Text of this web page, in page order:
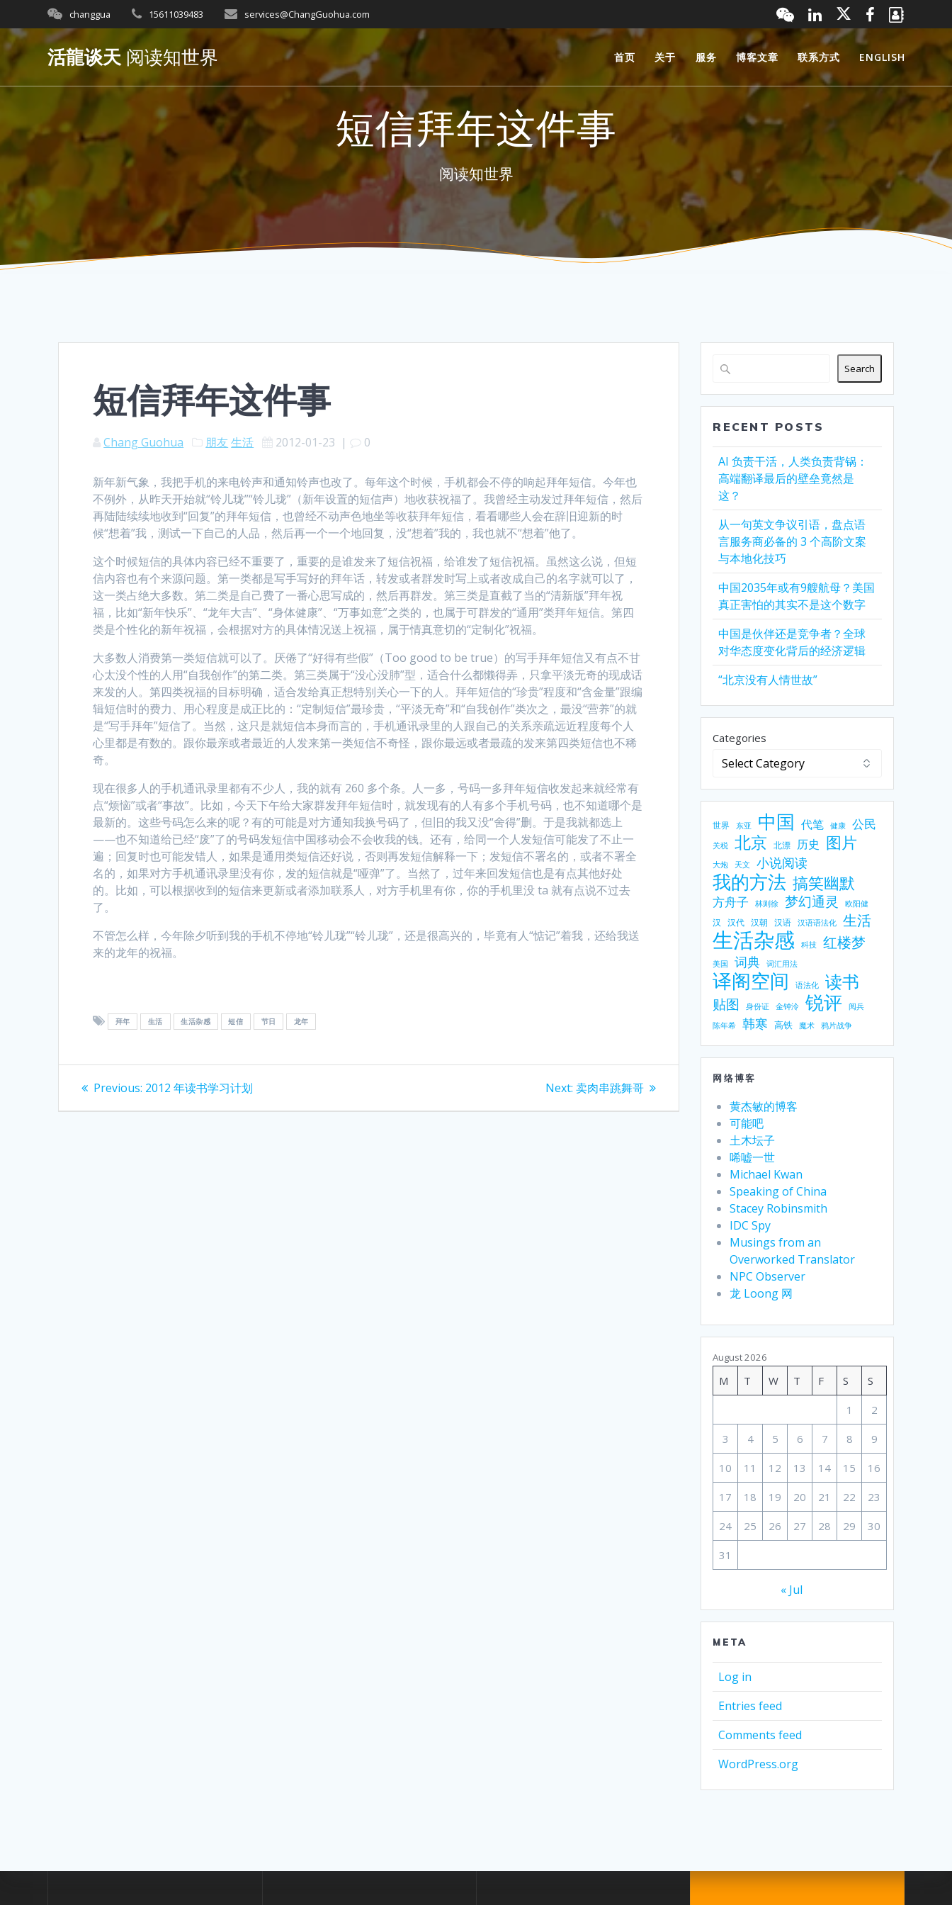
to
content
changgua 15611039483 services@ChangGuohua.com
活龍谈天阅读知世界 首页 关于 服务 博客文章 联系方式 ENGLISH
短信拜年这件事
阅读知世界
短信拜年这件事
Chang Guohua 朋友 生活 2012-01-23 | 0
新年新气象，我把手机的来电铃声和通知铃声也改了。每年这个时候，手机都会不停的响起拜年短信。今年也
不例外，从昨天开始就“铃儿珑”“铃儿珑”（新年设置的短信声）地收获祝福了。我曾经主动发过拜年短信，然后
再陆陆续续地收到“回复”的拜年短信，也曾经不动声色地坐等收获拜年短信，看看哪些人会在辞旧迎新的时
候“想着”我，测试一下自己的人品，然后再一个一个地回复，没“想着”我的，我也就不“想着”他了。
这个时候短信的具体内容已经不重要了，重要的是谁发来了短信祝福，给谁发了短信祝福。虽然这么说，但短
信内容也有个来源问题。第一类都是写手写好的拜年话，转发或者群发时写上或者改成自己的名字就可以了，
这一类占绝大多数。第二类是自己费了一番心思写成的，然后再群发。第三类是直截了当的“清新版”拜年祝
福，比如“新年快乐”、“龙年大吉”、“身体健康”、“万事如意”之类的，也属于可群发的“通用”类拜年短信。第四
类是个性化的新年祝福，会根据对方的具体情况送上祝福，属于情真意切的“定制化”祝福。
大多数人消费第一类短信就可以了。厌倦了“好得有些假”（Too good to be true）的写手拜年短信又有点不甘
心太没个性的人用“自我创作”的第二类。第三类属于“没心没肺”型，适合什么都懒得弄，只拿平淡无奇的现成话
来发的人。第四类祝福的目标明确，适合发给真正想特别关心一下的人。拜年短信的“珍贵”程度和“含金量”跟编
辑短信时的费力、用心程度是成正比的：“定制短信”最珍贵，“平淡无奇”和“自我创作”类次之，最没“营养”的就
是“写手拜年”短信了。当然，这只是就短信本身而言的，手机通讯录里的人跟自己的关系亲疏远近程度每个人
心里都是有数的。跟你最亲或者最近的人发来第一类短信不奇怪，跟你最远或者最疏的发来第四类短信也不稀
奇。
现在很多人的手机通讯录里都有不少人，我的就有 260 多个条。人一多，号码一多拜年短信收发起来就经常有
点“烦恼”或者“事故”。比如，今天下午给大家群发拜年短信时，就发现有的人有多个手机号码，也不知道哪个是
最新的。这些号码怎么来的呢？有的可能是对方通知我换号码了，但旧的我又没“舍得”删。于是我就都选上
——也不知道给已经“废”了的号码发短信中国移动会不会收我的钱。还有，给同一个人发短信可能发了不止一
遍；回复时也可能发错人，如果是通用类短信还好说，否则再发短信解释一下；发短信不署名的，或者不署全
名的，如果对方手机通讯录里没有你，发的短信就是“哑弹”了。当然了，过年来回发短信也是有点其他好处
的。比如，可以根据收到的短信来更新或者添加联系人，对方手机里有你，你的手机里没 ta 就有点说不过去
了。
不管怎么样，今年除夕听到我的手机不停地“铃儿珑”“铃儿珑”，还是很高兴的，毕竟有人“惦记”着我，还给我送
来的龙年的祝福。
拜年 生活 生活杂感 短信 节日 龙年
Post
navigation
Previous: Previous
2012 年读书学习计划 Next: Next
卖肉串跳舞哥
Search
RECENT POSTS
AI 负责干活，人类负责背锅：
高端翻译最后的壁垒竟然是
这？
从一句英文争议引语，盘点语
言服务商必备的 3 个高阶文案
与本地化技巧
中国2035年或有9艘航母？美国
真正害怕的其实不是这个数字
中国是伙伴还是竞争者？全球
对华态度变化背后的经济逻辑
“北京没有人情世故”
Categories
世界 东亚 中国 代笔 健康 公民
关税 北京 北漂 历史 图片
大炮 天文 小说阅读
我的方法 搞笑幽默
方舟子 林则徐 梦幻通灵 欧阳健
汉 汉代 汉朝 汉语 汉语语法化 生活
生活杂感 科技 红楼梦
美国 词典 词汇用法
译阁空间 语法化 读书
贴图 身份证 金钟泠 锐评
阅兵
陈年希
韩寒 高铁 魔术 鸦片战争
网络博客
黄杰敏的博客
可能吧
土木坛子
唏嘘一世
Michael Kwan
Speaking of China
Stacey Robinsmith
IDC Spy
Musings from an
Overworked Translator
NPC Observer
龙 Loong 网
August 2026
M T W T F S S
1 2
3 4 5 6 7 8 9
10 11 12 13 14 15 16
17 18 19 20 21 22 23
24 25 26 27 28 29 30
31
« Jul
META
Log in
Entries feed
Comments feed
WordPress.org